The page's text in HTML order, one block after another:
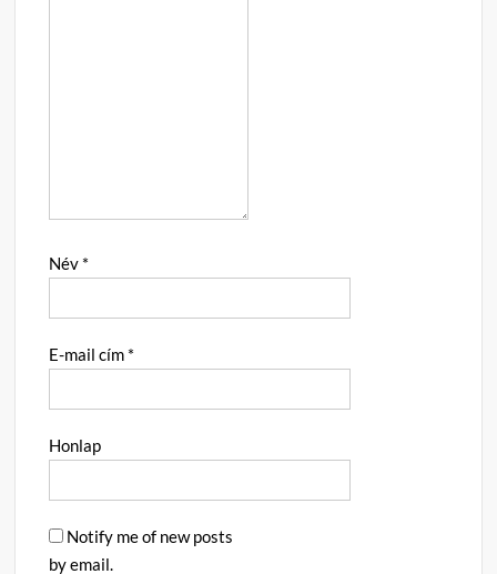
Név *
E-mail cím *
Honlap
Notify me of new posts
by email.